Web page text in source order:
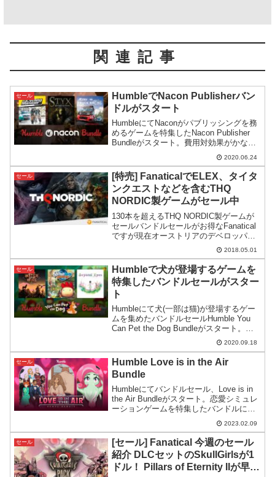
関連記事
セール
HumbleでNacon Publisherバン
ドルがスタート
HumbleにてNaconがパブリッシングを務
めるゲームを特集したNacon Publisher
Bundleがスタート。費用対効果がかなり
大きく、様々なジャンルのゲームがまと
2020.06.24
セール
[特売] FanaticalでELEX、タイタ
ンクエストなどを含むTHQ
NORDIC製ゲームがセール中
130本を超えるTHQ NORDIC製ゲームが
セールバンドルセールがお得なFanatical
ですが現在オーストリアのデベロッパ
ー、THQ NORDIC製ゲームのセールを行
っています。対象となるゲームは130本以
上、最大で80%OFFの割引率...
2018.05.01
セール
Humbleで犬が登場するゲームを
特集したバンドルセールがスター
ト
Humbleにて犬(一部は猫)が登場するゲー
ムを集めたバンドルセールHumble You
Can Pet the Dog Bundleがスタート。犬
好きの方に嬉しいバンドルセールです。
2020.09.18
セール
Humble Love is in the Air
Bundle
Humbleにてバンドルセール、Love is in
the Air Bundleがスタート。恋愛シミュレ
ーションゲームを特集したバンドルにな
2023.02.09
セール
[セール] Fanatical 今週のセール
紹介 DLCセットのSkullGirlsが1
ドル！ Pillars of Eternity IIが早く